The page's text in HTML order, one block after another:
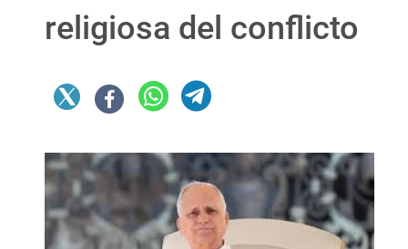
religiosa del conflicto